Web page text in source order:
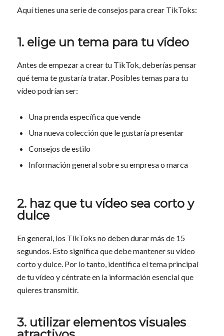
Aquí tienes una serie de consejos para crear TikToks:
1. elige un tema para tu vídeo
Antes de empezar a crear tu TikTok, deberías pensar
qué tema te gustaría tratar. Posibles temas para tu
vídeo podrían ser:
Una prenda específica que vende
Una nueva colección que le gustaría presentar
Consejos de estilo
Información general sobre su empresa o marca
2. haz que tu vídeo sea corto y
dulce
En general, los TikToks no deben durar más de 15
segundos. Esto significa que debe mantener su vídeo
corto y dulce. Por lo tanto, identifica el tema principal
de tu vídeo y céntrate en la información esencial que
quieres transmitir.
3. utilizar elementos visuales